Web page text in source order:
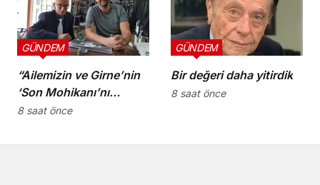
“Ailemizin ve Girne’nin
‘Son Mohikanı’nı
kaybettik”
GÜNDEM
8 saat önce
Bir değeri daha yitirdik
GÜNDEM
8 saat önce